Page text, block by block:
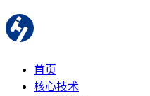
首页
核心技术